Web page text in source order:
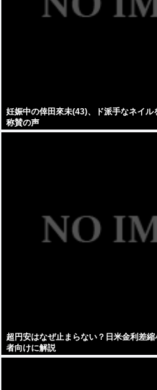
妊娠中の倖田來未(43)、ド派手なネイル
称賛の声
超円安はなぜ止まらない？日米金利差
者向けに解説